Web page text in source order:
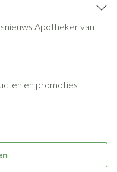
Apotheker van
en promoties